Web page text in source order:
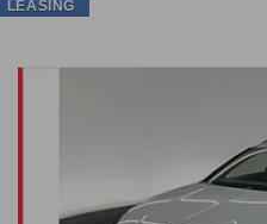
LEASING